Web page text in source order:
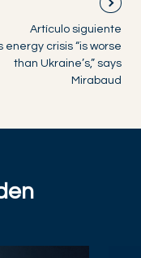
Artículo siguiente
energy crisis “is worse
than Ukraine’s,” says
Mirabaud